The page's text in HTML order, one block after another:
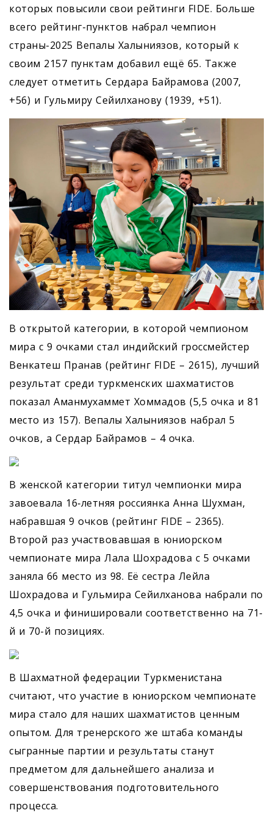
которых повысили свои рейтинги FIDE. Больше
всего рейтинг-пунктов набрал чемпион
страны-2025 Вепалы Халыниязов, который к
своим 2157 пунктам добавил ещё 65. Также
следует отметить Сердара Байрамова (2007,
+56) и Гульмиру Сейилханову (1939, +51).
В открытой категории, в которой чемпионом
мира с 9 очками стал индийский гроссмейстер
Венкатеш Пранав (рейтинг FIDE – 2615), лучший
результат среди туркменских шахматистов
показал Аманмухаммет Хоммадов (5,5 очка и 81
место из 157). Вепалы Халыниязов набрал 5
очков, а Сердар Байрамов – 4 очка.
В женской категории титул чемпионки мира
завоевала 16‑летняя россиянка Анна Шухман,
набравшая 9 очков (рейтинг FIDE – 2365).
Второй раз участвовавшая в юниорском
чемпионате мира Лала Шохрадова с 5 очками
заняла 66 место из 98. Её сестра Лейла
Шохрадова и Гульмира Сейилханова набрали по
4,5 очка и финишировали соответственно на 71-
й и 70-й позициях.
В Шахматной федерации Туркменистана
считают, что участие в юниорском чемпионате
мира стало для наших шахматистов ценным
опытом. Для тренерского же штаба команды
сыгранные партии и результаты станут
предметом для дальнейшего анализа и
совершенствования подготовительного
процесса.